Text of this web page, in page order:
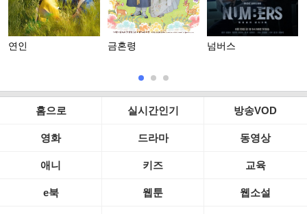
연인 금혼령 넘버스
홈으로 실시간인기 방송VOD
영화 드라마 동영상
애니 키즈 교육
e북 웹툰 웹소설